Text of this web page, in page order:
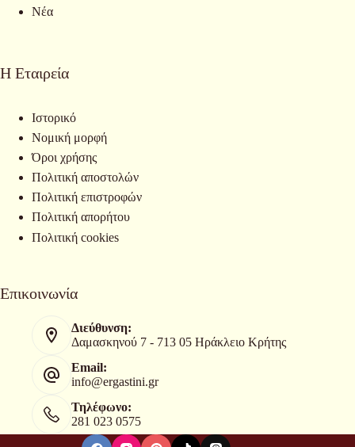
Νέα
Η Εταιρεία
Ιστορικό
Νομική μορφή
Όροι χρήσης
Πολιτική αποστολών
Πολιτική επιστροφών
Πολιτική απορήτου
Πολιτική cookies
Επικοινωνία
Διεύθυνση:
Δαμασκηνού 7 - 713 05 Ηράκλειο Κρήτης
Email:
info@ergastini.gr
Τηλέφωνο:
281 023 0575